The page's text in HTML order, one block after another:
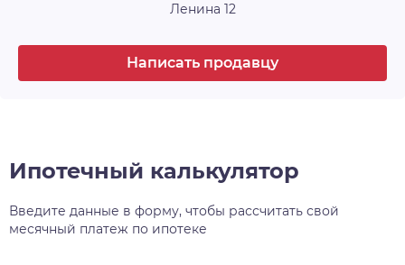
Ленина 12
Написать продавцу
Ипотечный калькулятор
Введите данные в форму, чтобы рассчитать свой
месячный платеж по ипотеке